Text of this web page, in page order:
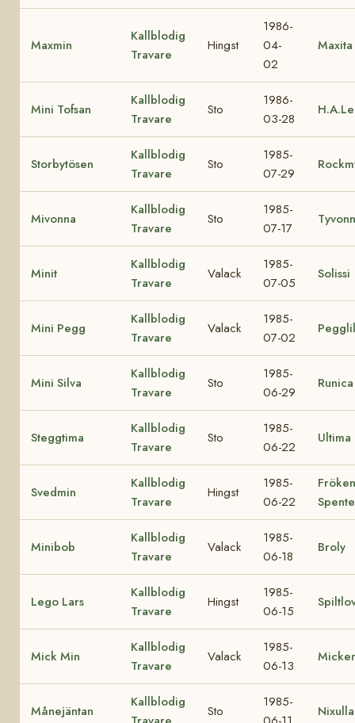
Maxmin
Kallblodig
Travare
Hingst
1986-
04-
02
Maxita
Mini Tofsan
Kallblodig
Travare
Sto
1986-
03-28
Storbytösen
Kallblodig
Travare
Sto
1985-
07-29
Mivonna
Kallblodig
Travare
Sto
1985-
07-17
Minit
Kallblodig
Travare
Valack
1985-
07-05
Solissi
Mini Pegg
Kallblodig
Travare
Valack
1985-
07-02
Mini Silva
Kallblodig
Travare
Sto
1985-
06-29
Runica
Steggtima
Kallblodig
Travare
Sto
1985-
06-22
Ultima
Svedmin
Kallblodig
Travare
Hingst
1985-
06-22
Fröken
Minibob
Kallblodig
Travare
Valack
1985-
06-18
Broly
Lego Lars
Kallblodig
Travare
Hingst
1985-
06-15
Mick Min
Kallblodig
Travare
Valack
1985-
06-13
Månejäntan
Kallblodig
Sto
1985-
Nixulla